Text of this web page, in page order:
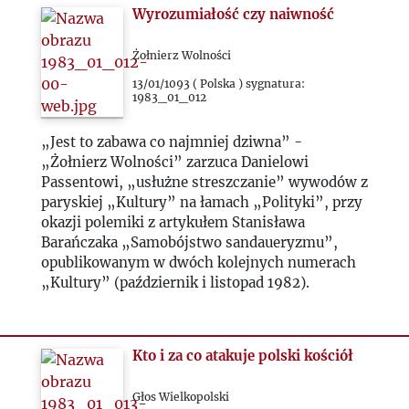
Wyrozumiałość czy naiwność
Żołnierz Wolności
13/01/1093 ( Polska ) sygnatura:
1983_01_012
„Jest to zabawa co najmniej dziwna” -
„Żołnierz Wolności” zarzuca Danielowi
Passentowi, „usłużne streszczanie” wywodów z
paryskiej „Kultury” na łamach „Polityki”, przy
okazji polemiki z artykułem Stanisława
Barańczaka „Samobójstwo sandaueryzmu”,
opublikowanym w dwóch kolejnych numerach
„Kultury” (październik i listopad 1982).
Kto i za co atakuje polski kościół
Głos Wielkopolski